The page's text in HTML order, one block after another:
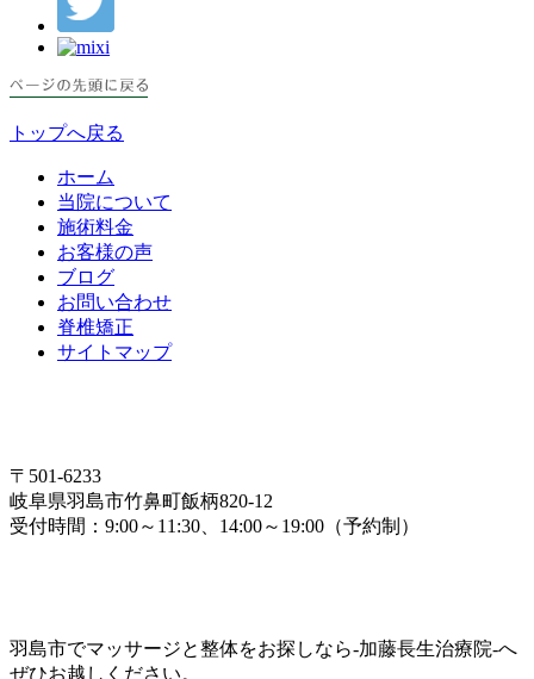
トップへ戻る
ホーム
当院について
施術料金
お客様の声
ブログ
お問い合わせ
脊椎矯正
サイトマップ
〒501-6233
岐阜県羽島市竹鼻町飯柄820-12
受付時間：9:00～11:30、14:00～19:00（予約制）
羽島市でマッサージと整体をお探しなら-加藤長生治療院-へ
ぜひお越しください。